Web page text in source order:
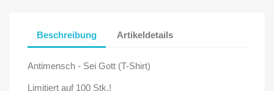
Beschreibung Artikeldetails
Antimensch - Sei Gott (T-Shirt)
Limitiert auf 100 Stk.!